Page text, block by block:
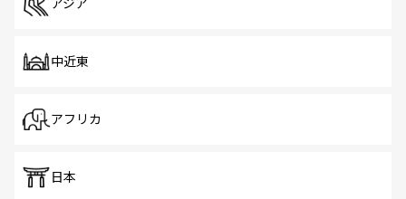
アジア
中近東
アフリカ
日本